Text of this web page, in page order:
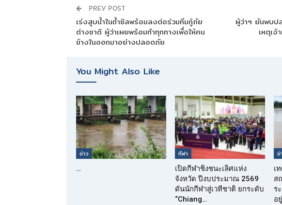
PREV POST
เร่งสูบน้ำในถ้ำซิลพร้อมลงต่อร่วมทีมกู้ภัย
ต่างชาติ ผู้ว่าเผยพร้อมทำทุกทางเพื่อให้คน
ข้างในออกมาอย่างปลอดภัย
ผู้ว่าฯ ยันพบป
เหตุเจ้
You Might Also Like
ข่าว
…
กีฬา
เปิดกีฬาชิงชนะเลิศแห่ง
จังหวัด ปีงบประมาณ 2569
ดันนักกีฬาสู่เวทีชาติ ยกระดับ
“Chiang…
ข่
เ
ส
ร
อ